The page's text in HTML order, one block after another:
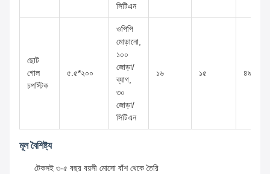
সিটিএন
ছোট
গোল
চপস্টিক
৫.৫*২০০
ওপিপি
মোড়ানো,
১০০
জোড়া/
ব্যাগ,
৩০
জোড়া/
সিটিএন
১৬ ১৫
মূল বৈশিষ্ট্য
টেকসই ৩-৫ বছর বয়সী মোসো বাঁশ থেকে তৈরি